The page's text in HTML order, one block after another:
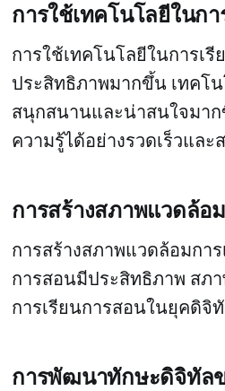
การใช้เทคโนโลยีในก
การใช้เทคโนโลยีในการเ
ประสิทธิภาพมากขึ้น เทคโ
สนุกสนานและน่าสนใจมา
ความรู้ได้อย่างรวดเร็วและ
การสร้างสภาพแวดล้อ
การสร้างสภาพแวดล้อมกา
การสอนมีประสิทธิภาพ สภ
การเรียนการสอนในยุคดิจิ
การพัฒนาทักษะดิจิทัล